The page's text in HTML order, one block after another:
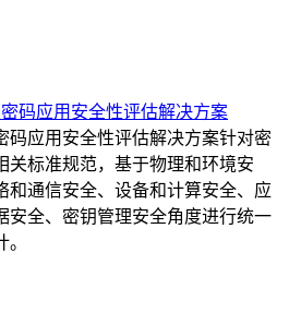
码应用安全性评估解决方案
码应用安全性评估解决方案针对密
关标准规范，基于物理和环境安
和通信安全、设备和计算安全、应
安全、密钥管理安全角度进行统一